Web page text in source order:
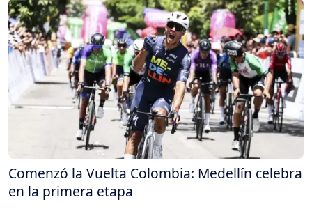
Comenzó la Vuelta Colombia: Medellín celebra
en la primera etapa